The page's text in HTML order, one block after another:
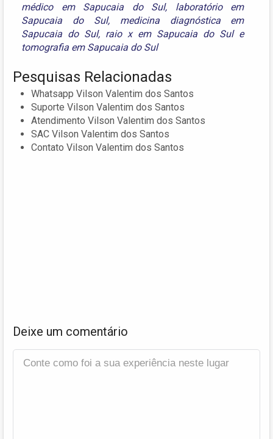
médico em Sapucaia do Sul, laboratório em
Sapucaia do Sul, medicina diagnóstica em
Sapucaia do Sul, raio x em Sapucaia do Sule
tomografia em Sapucaia do Sul
Pesquisas Relacionadas
Whatsapp Vilson Valentim dos Santos
Suporte Vilson Valentim dos Santos
Atendimento Vilson Valentim dos Santos
SAC Vilson Valentim dos Santos
Contato Vilson Valentim dos Santos
Deixe um comentário